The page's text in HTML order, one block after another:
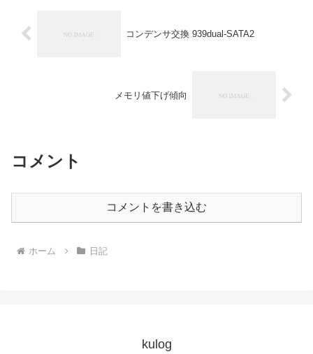
コンデンサ交換 939dual-SATA2
メモリ値下げ傾向
コメント
コメントを書き込む
ホーム 日記
kulog